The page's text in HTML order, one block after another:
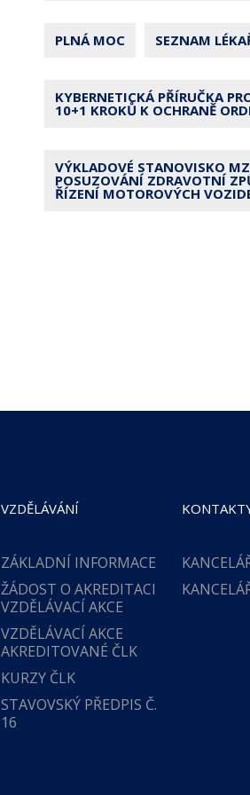
PLNÁ MOC SEZNAM
KYBERNETICKÁ PŘÍRUČKA
10+1 KROKŮ K OCHRANĚ
VÝKLADOVÉ STANOVISKO
POSUZOVÁNÍ ZDRAVOTNÍ
ŘÍZENÍ MOTOROVÝCH
VZDĚLÁVÁNÍ
ZÁKLADNÍ INFORMACE
ŽÁDOST O AKREDITACI
VZDĚLÁVACÍ AKCE
VZDĚLÁVACÍ AKCE
AKREDITOVANÉ ČLK
KURZY ČLK
STAVOVSKÝ PŘEDPIS Č.
16